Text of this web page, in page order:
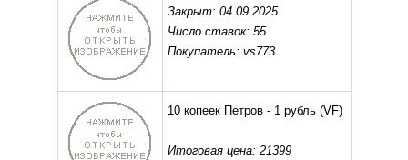
Закрыт: 04.09.2025
Число ставок: 55
Покупатель: vs773
10 копеек Петров - 1 рубль(VF)
Итоговая цена: 21399